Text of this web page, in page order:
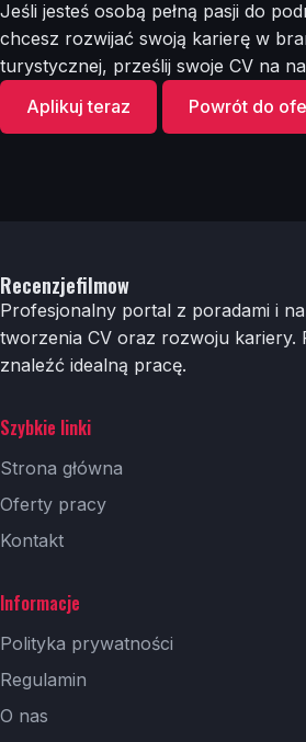
Jeśli jesteś osobą pełną pasji do
chcesz rozwijać swoją karierę w
turystycznej, prześlij swoje CV na
Aplikuj teraz
Powrót do
Recenzjefilmow
Profesjonalny portal z poradami i
tworzenia CV oraz rozwoju kariery.
znaleźć idealną pracę.
Szybkie linki
Strona główna
Oferty pracy
Kontakt
Informacje
Polityka prywatności
Regulamin
O nas